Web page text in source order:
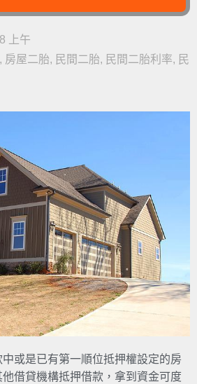
上午
, 房屋二胎, 民間二胎, 民間二胎利率, 民
或是已有第一順位抵押權設定的房
借貸機構抵押借款，拿到資金可度